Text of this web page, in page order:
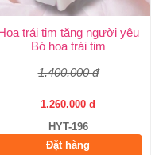
trái tim tặng người yêu
Bó hoa trái tim
1.400.000 đ
1.260.000 đ
HYT-196
Đặt hàng